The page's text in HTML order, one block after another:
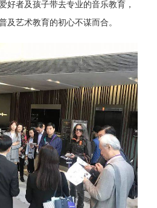
好者及孩子带去专业的音乐教育，
及艺术教育的初心不谋而合。